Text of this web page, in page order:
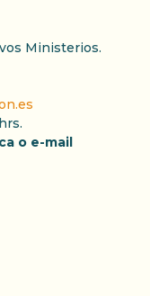
Ministerios.
o e-mail